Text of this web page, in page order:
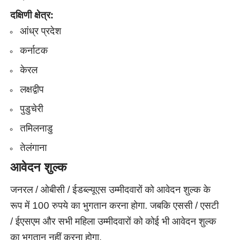
दक्षिणी क्षेत्र:
आंध्र प्रदेश
कर्नाटक
केरल
लक्षद्वीप
पुडुचेरी
तमिलनाडु
तेलंगाना​​
आवेदन शुल्क
जनरल / ओबीसी / ईडब्ल्यूएस उम्मीदवारों को आवेदन शुल्क के
रूप में 100 रुपये का भुगतान करना होगा. जबकि एससी / एसटी
/ ईएसएम और सभी महिला उम्मीदवारों को कोई भी आवेदन शुल्क
का भुगतान नहीं करना होगा.